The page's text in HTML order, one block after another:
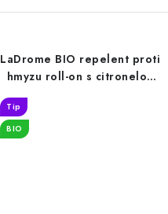
LaDrome BIO repelent proti
hmyzu roll-on s citronelou
Tip
BIO